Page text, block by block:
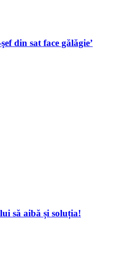
din sat face gălăgie’
să aibă și soluția!